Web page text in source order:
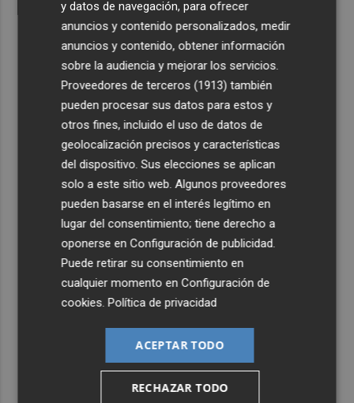
y datos de navegación, para ofrecer
anuncios y contenido personalizados, medir
anuncios y contenido, obtener información
sobre la audiencia y mejorar los servicios.
Proveedores de terceros (1913) también
pueden procesar sus datos para estos y
otros fines, incluido el uso de datos de
geolocalización precisos y características
del dispositivo. Sus elecciones se aplican
solo a este sitio web. Algunos proveedores
pueden basarse en el interés legítimo en
lugar del consentimiento; tiene derecho a
oponerse enConfiguración de publicidad
Puede retirar su consentimiento en
cualquier momento enConfiguración de
cookies .Política de privacidad
ACEPTAR TODO
RECHAZAR TODO